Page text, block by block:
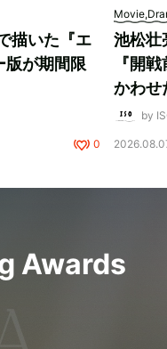
描いた『エ
版が期間限
0
池松壮
『開
かわせ
by
Awards